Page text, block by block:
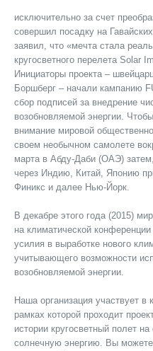
исключительно за счет
совершил посадку на
заявил, что «мечта стала
кругосветного перелета Solar
Инициаторы проекта –
Боршберг – начали кампанию
сбор подписей за внедрение
возобновляемой энергии.
внимание мировой
своем необычном самолете
марта в Абду-Даби (ОАЭ)
через Индию, Китай, Японию
Финикс и далее Нью-Йорк.
В декабре этого года (2015)
на климатической
усилия в выработке нового
учитывающего возможности
возобновляемой энергии.
Наша организация участвует в
рамках которой проходит
истории кругосветный полет
солнечную энергию. Вы